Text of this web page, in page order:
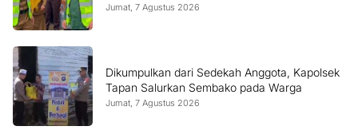
Jumat, 7 Agustus 2026
Dikumpulkan dari Sedekah Anggota, Kapolsek
Tapan Salurkan Sembako pada Warga
Jumat, 7 Agustus 2026